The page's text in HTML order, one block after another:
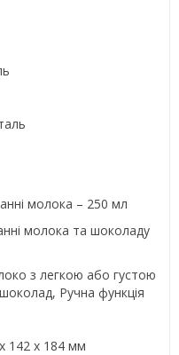
молока – 250 мл
молока та шоколаду
з легкою або густою
Ручна функція
142 х 184 мм